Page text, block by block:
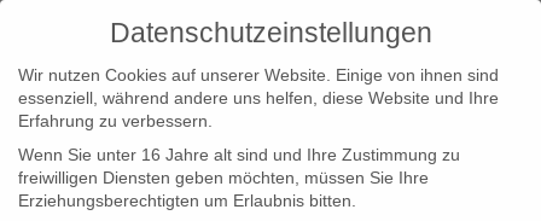
Datenschutzeinstellungen
Wir nutzen Cookies auf unserer Website. Einige von ihnen sind
essenziell, während andere uns helfen, diese Website und Ihre
Erfahrung zu verbessern.
Wenn Sie unter 16 Jahre alt sind und Ihre Zustimmung zu
freiwilligen Diensten geben möchten, müssen Sie Ihre
Erziehungsberechtigten um Erlaubnis bitten.